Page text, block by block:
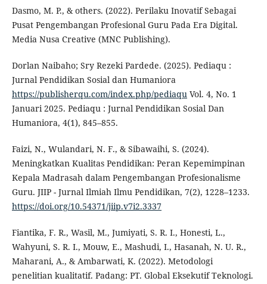
Dasmo, M. P., & others. (2022). Perilaku Inovatif Sebagai
Pusat Pengembangan Profesional Guru Pada Era Digital.
Media Nusa Creative (MNC Publishing).
Dorlan Naibaho; Sry Rezeki Pardede. (2025). Pediaqu :
Jurnal Pendidikan Sosial dan Humaniora
https://publisherqu.com/index.php/pediaquVol. 4, No. 1
Januari 2025. Pediaqu : Jurnal Pendidikan Sosial Dan
Humaniora, 4(1), 845–855.
Faizi, N., Wulandari, N. F., & Sibawaihi, S. (2024).
Meningkatkan Kualitas Pendidikan: Peran Kepemimpinan
Kepala Madrasah dalam Pengembangan Profesionalisme
Guru. JIIP - Jurnal Ilmiah Ilmu Pendidikan, 7(2), 1228–1233.
https://doi.org/10.54371/jiip.v7i2.3337
Fiantika, F. R., Wasil, M., Jumiyati, S. R. I., Honesti, L.,
Wahyuni, S. R. I., Mouw, E., Mashudi, I., Hasanah, N. U. R.,
Maharani, A., & Ambarwati, K. (2022). Metodologi
penelitian kualitatif. Padang: PT. Global Eksekutif Teknologi.